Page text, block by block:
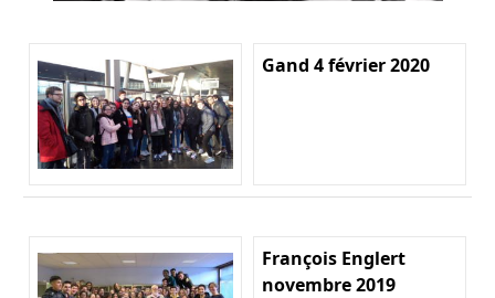
Gand 4 février 2020
François Englert
novembre 2019